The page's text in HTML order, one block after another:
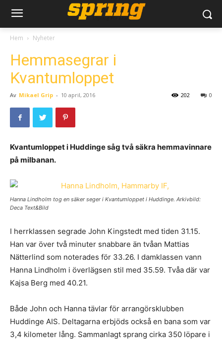
Hem Nyheter
Hemmasegrar i
Kvantumloppet
Av Mikael Grip - 10 april, 2016 0
202
Kvantumloppet i Huddinge såg två säkra hemmavinnare
på milbanan.
Hanna Lindholm tog en säker seger i Kvantumloppet i Huddinge. Arkivbild:
Deca Text&Bild
I herrklassen segrade John Kingstedt med tiden 31.15.
Han var över två minuter snabbare än tvåan Mattias
Nätterlind som noterades för 33.26. I damklassen vann
Hanna Lindholm i överlägsen stil med 35.59. Tvåa där var
Kajsa Berg med 40.21.
Både John och Hanna tävlar för arrangörsklubben
Huddinge AIS. Deltagarna erbjöds också en bana som var
3,4 kilometer lång. Sammanlagt sprang cirka 350 löpare i